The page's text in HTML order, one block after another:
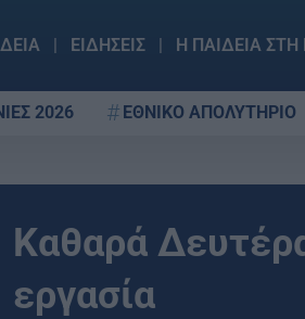
ΕΙΔΗΣΕΙΣ Η ΠΑΙΔΕΙΑ ΣΤΗ
2026 ΕΘΝΙΚΟ ΑΠΟΛΥΤΗΡΙΟ
Καθαρά
εργασία